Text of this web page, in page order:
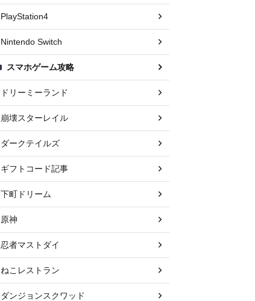
PlayStation4
Nintendo Switch
スマホゲーム攻略
ドリーミーランド
崩壊スターレイル
ダークテイルズ
ギフトコード記事
下町ドリーム
原神
忍者マストダイ
ねこレストラン
ダンジョンスクワッド